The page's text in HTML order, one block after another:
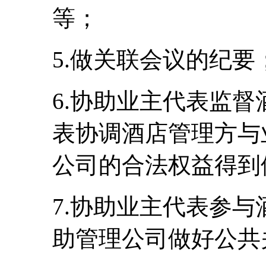
等；
5.做关联会议的纪要
6.协助业主代表监
表协调酒店管理方
公司的合法权益得
7.协助业主代表参
助管理公司做好公